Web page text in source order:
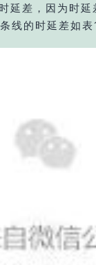
延差，因为时延
线的时延差如表